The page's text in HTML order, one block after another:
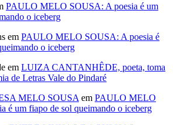
PAULO MELO SOUSA: A poesia é um
o iceberg
em PAULO MELO SOUSA: A poesia é
o iceberg
em LUIZA CANTANHÊDE, poeta, toma
de Letras Vale do Pindaré
MELO SOUSA em PAULO MELO
é um fiapo de sol queimando o iceberg